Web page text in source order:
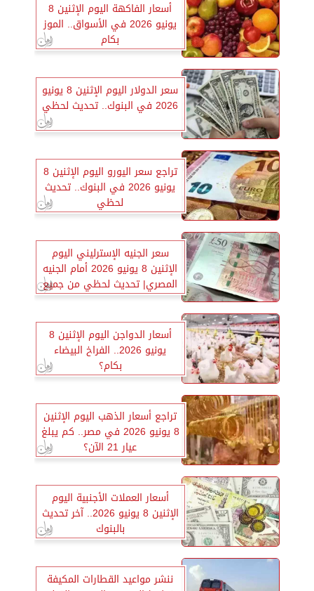
أسعار الفاكهة اليوم الإثنين 8
يونيو 2026 في الأسواق.. الموز
بكام
سعر الدولار اليوم الإثنين 8 يونيو
2026 في البنوك.. تحديث لحظي
تراجع سعر اليورو اليوم الإثنين 8
يونيو 2026 في البنوك.. تحديث
لحظي
سعر الجنيه الإسترليني اليوم
الإثنين 8 يونيو 2026 أمام الجنيه
المصري| تحديث لحظي من جميع
البنوك
أسعار الدواجن اليوم الإثنين 8
يونيو 2026.. الفراخ البيضاء
بكام؟
تراجع أسعار الذهب اليوم الإثنين
8 يونيو 2026 في مصر.. كم يبلغ
عيار 21 الآن؟
أسعار العملات الأجنبية اليوم
الإثنين 8 يونيو 2026.. آخر تحديث
بالبنوك
ننشر مواعيد القطارات المكيفة